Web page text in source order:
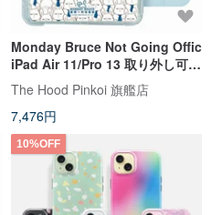
Monday Bruce Not Going Offic
iPad Air 11/Pro 13 取り外し可能
耐衝撃クリアケース
The Hood Pinkoi 旗艦店
7,476円
10%OFF